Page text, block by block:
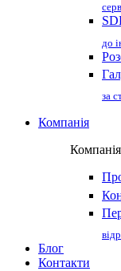
до
за
Компанія
Компанія
Блог
Контакти